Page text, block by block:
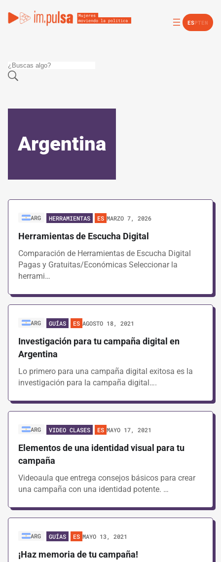
ESPTEN
Argentina
ARG HERRAMIENTAS ES MARZO 7, 2026
Herramientas de Escucha Digital
Comparación de Herramientas de Escucha Digital
Pagas y Gratuitas/Económicas Seleccionar la
herrami…
ARG GUÍAS ES AGOSTO 18, 2021
Investigación para tu campaña digital en
Argentina
Lo primero para una campaña digital exitosa es la
investigación para la campaña digital….
ARG VIDEO CLASES ES MAYO 17, 2021
Elementos de una identidad visual para tu
campaña
Videoaula que entrega consejos básicos para crear
una campaña con una identidad potente. …
ARG GUÍAS ES MAYO 13, 2021
¡Haz memoria de tu campaña!